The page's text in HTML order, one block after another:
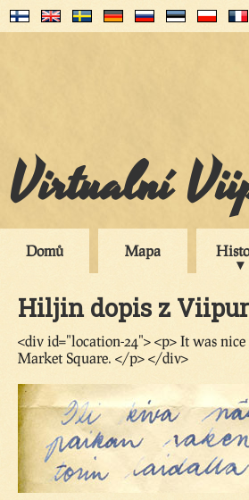
Virtualní
Domů Mapa
Hiljin dopis z
<div id="location-24"> <p> It was
Market Square. </p> </div>